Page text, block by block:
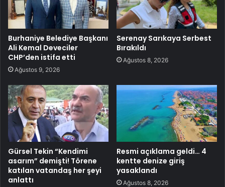
Burhaniye Belediye Başkanı
Ali Kemal Deveciler
CHP’den istifa etti
Ağustos 9, 2026
Serenay Sarıkaya Serbest
Bırakıldı
Ağustos 8, 2026
Gürsel Tekin “Kendimi
asarım” demişti! Törene
katılan vatandaş her şeyi
anlattı
Resmi açıklama geldi… 4
kentte denize giriş
yasaklandı
Ağustos 8, 2026